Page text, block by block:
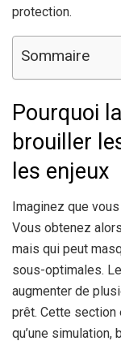
protection.
Sommaire
Pourquoi
brouiller
les enjeux
Imaginez que
Vous obtenez
mais qui peut
sous-optimales.
augmenter de
prêt. Cette
qu’une simulation,